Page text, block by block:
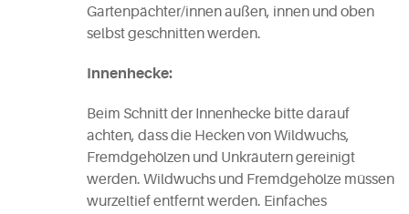
Gartenpächter/innen außen, innen und oben
selbst geschnitten werden.
Innenhecke:
Beim Schnitt der Innenhecke bitte darauf
achten, dass die Hecken von Wildwuchs,
Fremdgehölzen und Unkräutern gereinigt
werden. Wildwuchs und Fremdgehölze müssen
wurzeltief entfernt werden. Einfaches